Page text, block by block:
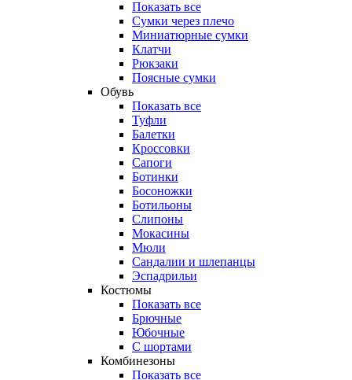
Показать все
Сумки через плечо
Миниатюрные cумки
Клатчи
Рюкзаки
Поясные сумки
Обувь
Показать все
Туфли
Балетки
Кроссовки
Сапоги
Ботинки
Босоножки
Ботильоны
Слипоны
Мокасины
Мюли
Сандалии и шлепанцы
Эспадрильи
Костюмы
Показать все
Брючные
Юбочные
С шортами
Комбинезоны
Показать все